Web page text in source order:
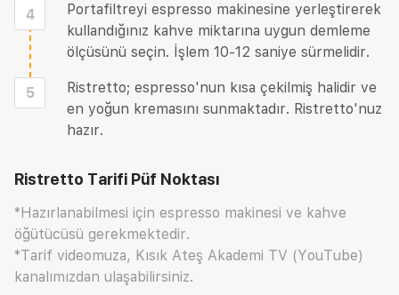
4
Portafiltreyi espresso makinesine yerleştirerek
kullandığınız kahve miktarına uygun demleme
ölçüsünü seçin. İşlem 10-12 saniye sürmelidir.
5
Ristretto; espresso'nun kısa çekilmiş halidir ve
en yoğun kremasını sunmaktadır. Ristretto'nuz
hazır.
Ristretto Tarifi Püf Noktası
*Hazırlanabilmesi için espresso makinesi ve kahve
öğütücüsü gerekmektedir.
*Tarif videomuza, Kısık Ateş Akademi TV (YouTube)
kanalımızdan ulaşabilirsiniz.